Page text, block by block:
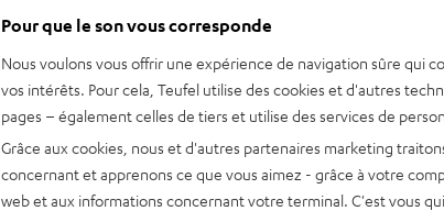
Pour que le son vous corresponde
Nous voulons vous offrir une expérience de navigation sûre qui
vos intérêts. Pour cela, Teufel utilise des cookies et d'autres
pages – également celles de tiers et utilise des services de
Grâce aux cookies, nous et d'autres partenaires marketing
concernant et apprenons ce que vous aimez - grâce à votre
web et aux informations concernant votre terminal. C'est vous